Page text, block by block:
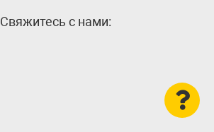
Cвяжитесь с нами: